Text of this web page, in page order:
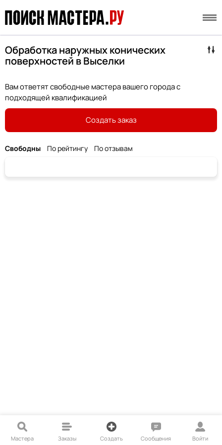
Обработка наружных конических
поверхностей в Выселки
Вам ответят свободные мастера вашего города с
подходящей квалификацией
Создать заказ
Свободны По рейтингу По отзывам
Мастера Заказы Создать Сообщения Войти